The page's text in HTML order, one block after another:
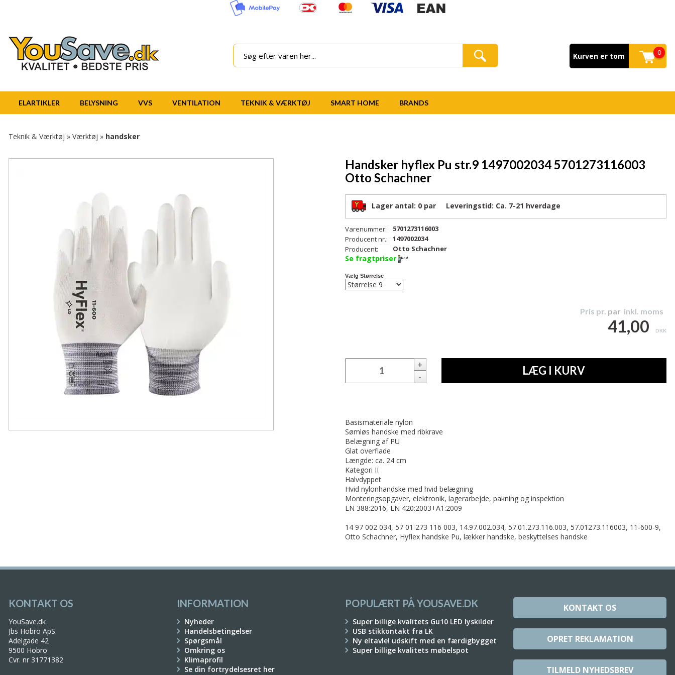
Kurven er tom 0
ELARTIKLER BELYSNING VVS VENTILATION TEKNIK & VÆRKTØJ SMART HOME BRANDS
Teknik & Værktøj » Værktøj » handsker
Handsker hyflex Pu str.9 1497002034 5701273116003
Otto Schachner
Lager antal: 0 parLeveringstid: Ca. 7-21 hverdage
Varenummer:
5701273116003
Producent nr.:
1497002034
Producent:
Otto Schachner
Se fragtpriser
Vælg Størrelse
Pris pr. par inkl. moms
41,00 DKK
+
-
LÆG I KURV
Basismateriale nylon
Sømløs handske med ribkrave
Belægning af PU
Glat overflade
Længde: ca. 24 cm
Kategori II
Halvdyppet
Hvid nylonhandske med hvid belægning
Monteringsopgaver, elektronik, lagerarbejde, pakning og inspektion
EN 388:2016, EN 420:2003+A1:2009
14 97 002 034, 57 01 273 116 003, 14.97.002.034, 57.01.273.116.003, 57.01273.116003, 11-600-9,
Otto Schachner, Hyflex handske Pu, lækker handske, beskyttelses handske
KONTAKT OS
YouSave.dk
Jbs Hobro ApS.
Adelgade 42
9500 Hobro
Cvr. nr 31771382
INFORMATION
Nyheder
Handelsbetingelser
Spørgsmål
Omkring os
Klimaprofil
Se din fortrydelsesret her
POPULÆRT PÅ YOUSAVE.DK
Super billige kvalitets Gu10 LED lyskilder
USB stikkontakt fra LK
Ny eltavle! udskift med en færdigbygget
Super billige kvalitets møbelspot
KONTAKT OS
OPRET REKLAMATION
TILMELD NYHEDSBREV